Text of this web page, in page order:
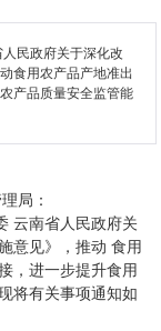
民政府关于深化改
食用农产品产地准出
产品质量安全监管能
局：
南省人民政府关
意见》，推动 食用
，进一步提升食用
将有关事项通知如